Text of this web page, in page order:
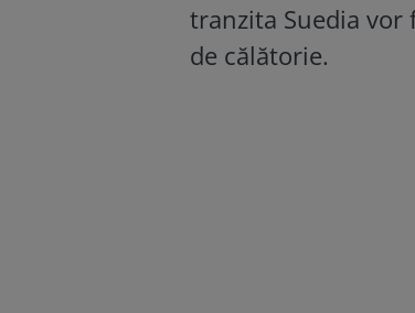
tranzita Suedia
de călătorie.